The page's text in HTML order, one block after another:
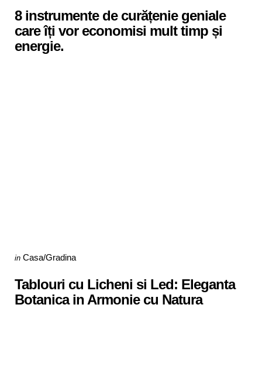
8 instrumente de curățenie geniale
care îți vor economisi mult timp și
energie.
Categories
Posted
in Casa/Gradina
Tablouri cu Licheni si Led: Eleganta
Botanica in Armonie cu Natura